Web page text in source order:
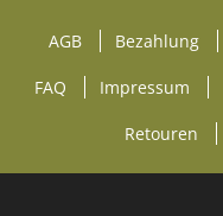
AGB Bezahlung
FAQ Impressum
Retouren